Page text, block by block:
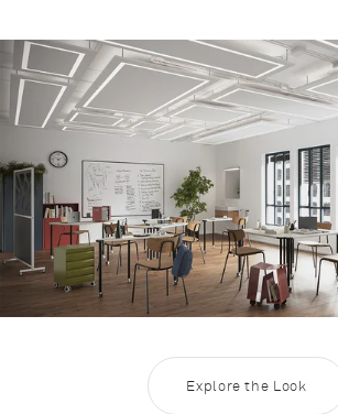
Inspiration Education 4
Explore the Look